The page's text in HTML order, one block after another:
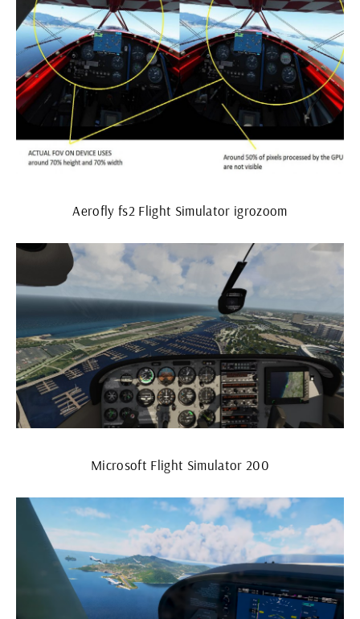
Aerofly fs2 Flight Simulator igrozoom
Microsoft Flight Simulator 200